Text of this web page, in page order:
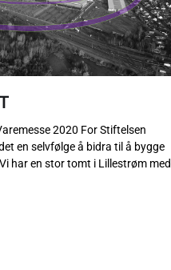
2020 For Stiftelsen
en selvfølge å bidra til å bygge
har en stor tomt i Lillestrøm med